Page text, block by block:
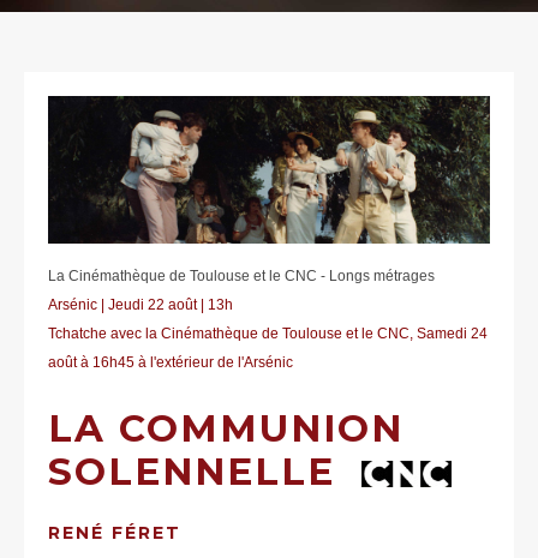
La Cinémathèque de Toulouse et le CNC - Longs métrages
Arsénic | Jeudi 22 août | 13h
Tchatche avec la Cinémathèque de Toulouse et le CNC, Samedi 24
août à 16h45 à l'extérieur de l'Arsénic
LA COMMUNION
SOLENNELLE
RENÉ FÉRET